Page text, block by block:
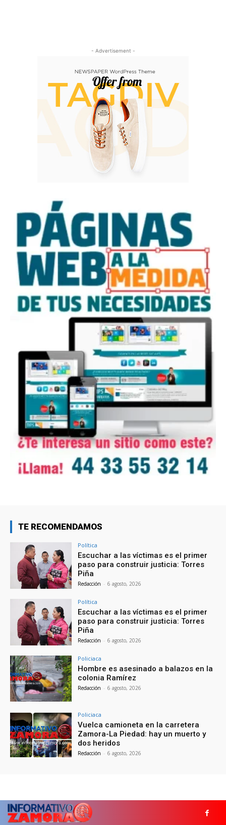
- Advertisement -
TE RECOMENDAMOS
Política
Escuchar a las víctimas es el primer
paso para construir justicia: Torres
Piña
Redacción - 6 agosto, 2026
Política
Escuchar a las víctimas es el primer
paso para construir justicia: Torres
Piña
Redacción - 6 agosto, 2026
Policiaca
Hombre es asesinado a balazos en la
colonia Ramírez
Redacción - 6 agosto, 2026
Policiaca
Vuelca camioneta en la carretera
Zamora-La Piedad: hay un muerto y
dos heridos
Redacción - 6 agosto, 2026